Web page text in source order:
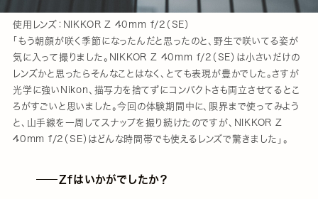
使用レンズ：NIKKOR Z 40mm f/2（SE）
「もう朝顔が咲く季節になったんだと思ったのと、野生で咲いてる姿が
気に入って撮りました。NIKKOR Z 40mm f/2（SE）は小さいだけの
レンズかと思ったらそんなことはなく、とても表現が豊かでした。さすが
光学に強いNikon、描写力を捨てずにコンパクトさも両立させてるとこ
ろがすごいと思いました。今回の体験期間中に、限界まで使ってみよう
と、山手線を一周してスナップを撮り続けたのですが、NIKKOR Z
40mm f/2（SE）はどんな時間帯でも使えるレンズで驚きました」。
Zfはいかがでしたか？